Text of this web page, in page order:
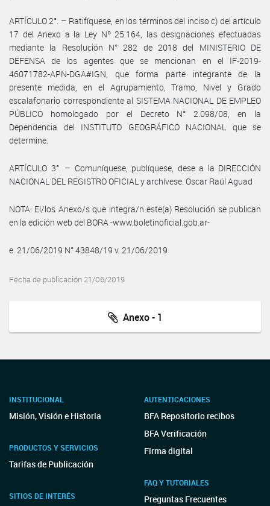
ARTÍCULO 2°. – Ratifíquese, en los términos del inciso c) del artículo
17 del Anexo a la Ley Nº 25.164, las designaciones efectuadas
mediante la Resolución N° 282 de 2018 del MINISTERIO DE
DEFENSA de los agentes que se mencionan en el IF-2019-
46071782-APN-DGA#IGN, que forma parte integrante de la
presente medida, en el Agrupamiento, Tramo, Nivel y Grado
escalafonario correspondiente al SISTEMA NACIONAL DE EMPLEO
PÚBLICO homologado por el Decreto N° 2.098/08, en la
Dependencia del INSTITUTO GEOGRÁFICO NACIONAL que se
determine.
ARTÍCULO 3°. – Comuníquese, publíquese, dese a la DIRECCIÓN
NACIONAL DEL REGISTRO OFICIAL y archívese. Oscar Raúl Aguad
NOTA: El/los Anexo/s que integra/n este(a) Resolución se publican
en la edición web del BORA -www.boletinoficial.gob.ar-
e. 21/06/2019 N° 43848/19 v. 21/06/2019
Fecha de publicación 21/06/2019
Anexo - 1
INSTITUCIONAL
Misión, Visión e Historia
PRODUCTOS Y SERVICIOS
Tarifas de Publicación
SITIOS DE INTERÉS
AUTENTICACIONES
BFA Repositorio recibos
BFA Verificación
Firma digital
FAQ Y TUTORIALES
Preguntas Frecuentes